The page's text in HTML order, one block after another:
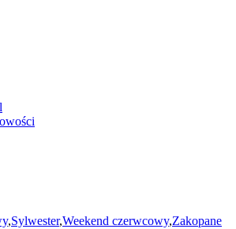
,Sylwester,Weekend czerwcowy,Zakopane